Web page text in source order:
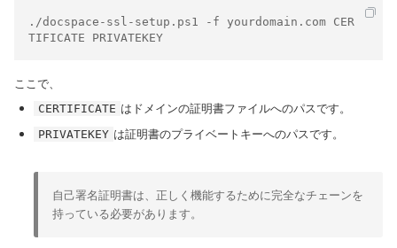
./docspace-ssl-setup.ps1 -f yourdomain.com CER
TIFICATE PRIVATEKEY
ここで、
CERTIFICATE はドメインの証明書ファイルへのパスです。
PRIVATEKEY は証明書のプライベートキーへのパスです。
自己署名証明書は、正しく機能するために完全なチェーンを
持っている必要があります。